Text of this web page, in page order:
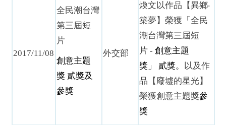
2017/11/08
全民潮台灣
第三屆短
片
創意主題
獎 貳獎及
參獎
外交部
煥文以作品【異鄉‧
築夢】榮獲「全民
潮台灣第三屆短
片- 創意主題
獎」
貳獎。 以及作
品【廢墟的星光】
榮獲創意主題獎參
獎